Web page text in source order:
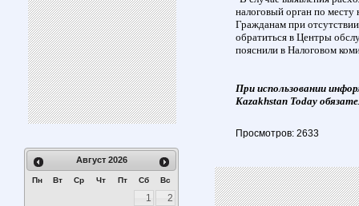
Август 2026
Пн Вт Ср Чт Пт Сб Вс
1
2
налоговый орган по месту
Гражданам при
обратиться в Центры
пояснили в Налоговом
При использовании
Kazakhstan Today
Просмотров: 2633